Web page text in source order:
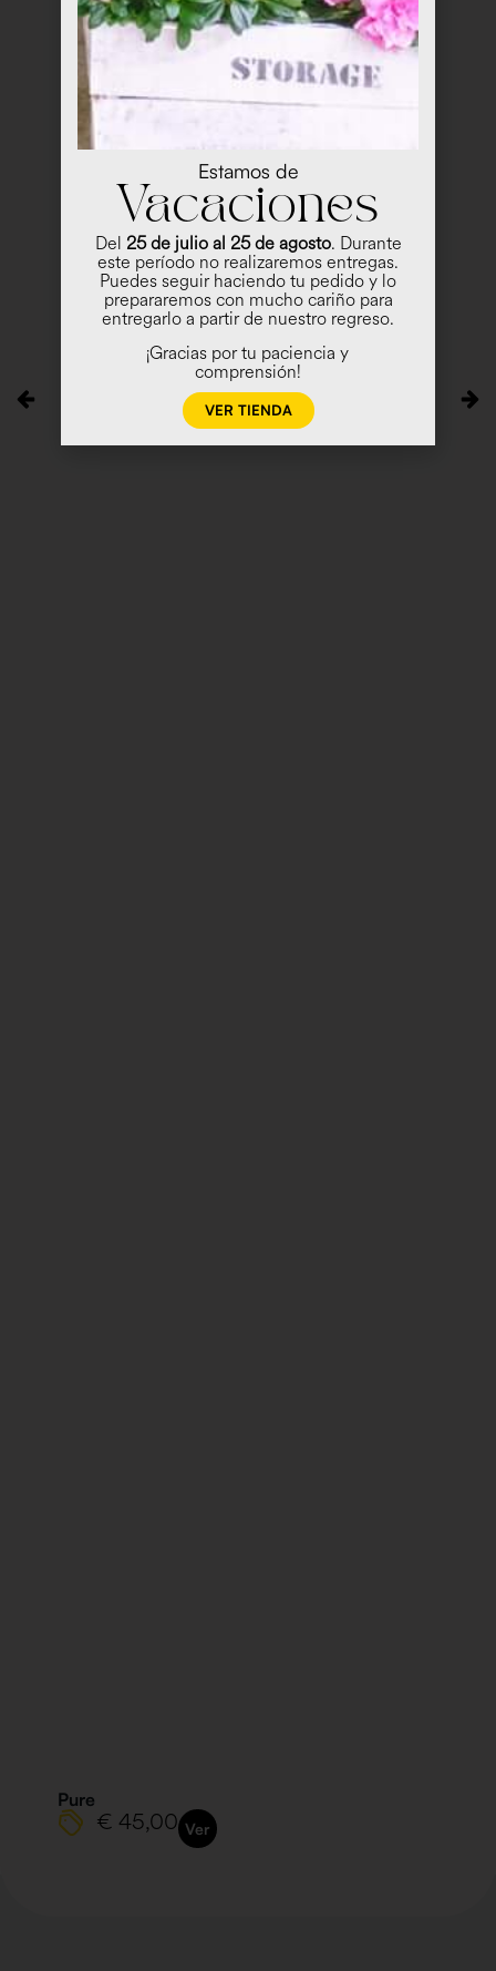
Pure
€ 45,00 Ver
Estamos de
Vacaciones
Del 25 de julio al 25 de agosto. Durante
este período no realizaremos entregas.
Puedes seguir haciendo tu pedido y lo
prepararemos con mucho cariño para
entregarlo a partir de nuestro regreso.
¡Gracias por tu paciencia y
comprensión!
VER TIENDA